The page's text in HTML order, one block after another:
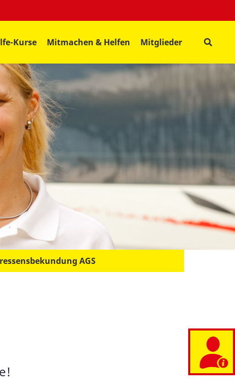
Kurse Mitmachen & Helfen Mitglieder
AGS